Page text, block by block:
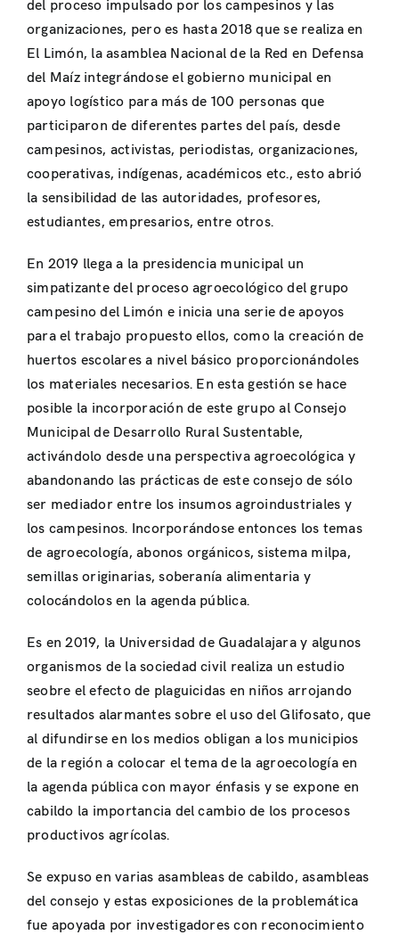
del proceso impulsado por los campesinos y las
organizaciones, pero es hasta 2018 que se realiza en
El Limón, la asamblea Nacional de la Red en Defensa
del Maíz integrándose el gobierno municipal en
apoyo logístico para más de 100 personas que
participaron de diferentes partes del país, desde
campesinos, activistas, periodistas, organizaciones,
cooperativas, indígenas, académicos etc., esto abrió
la sensibilidad de las autoridades, profesores,
estudiantes, empresarios, entre otros.
En 2019 llega a la presidencia municipal un
simpatizante del proceso agroecológico del grupo
campesino del Limón e inicia una serie de apoyos
para el trabajo propuesto ellos, como la creación de
huertos escolares a nivel básico proporcionándoles
los materiales necesarios. En esta gestión se hace
posible la incorporación de este grupo al Consejo
Municipal de Desarrollo Rural Sustentable,
activándolo desde una perspectiva agroecológica y
abandonando las prácticas de este consejo de sólo
ser mediador entre los insumos agroindustriales y
los campesinos. Incorporándose entonces los temas
de agroecología, abonos orgánicos, sistema milpa,
semillas originarias, soberanía alimentaria y
colocándolos en la agenda pública.
Es en 2019, la Universidad de Guadalajara y algunos
organismos de la sociedad civil realiza un estudio
seobre el efecto de plaguicidas en niños arrojando
resultados alarmantes sobre el uso del Glifosato, que
al difundirse en los medios obligan a los municipios
de la región a colocar el tema de la agroecología en
la agenda pública con mayor énfasis y se expone en
cabildo la importancia del cambio de los procesos
productivos agrícolas.
Se expuso en varias asambleas de cabildo, asambleas
del consejo y estas exposiciones de la problemática
fue apoyada por investigadores con reconocimiento